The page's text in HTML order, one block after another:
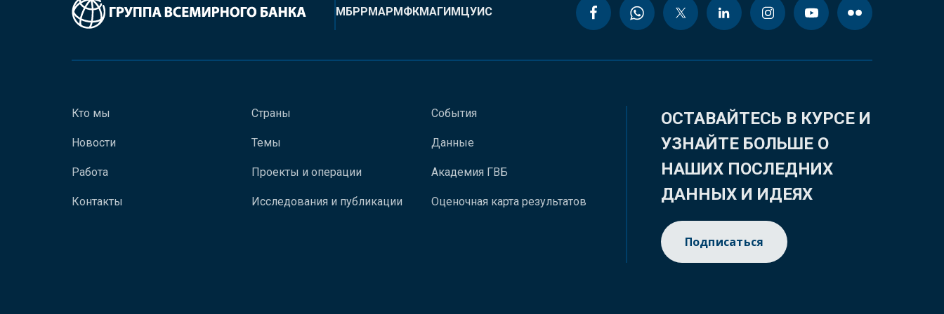
МБРРМАРМФКМАГИМЦУИС
Кто мы
Новости
Работа
Контакты
Страны
Темы
Проекты и операции
Исследования и публикации
События
Данные
Академия ГВБ
Оценочная карта результатов
ОСТАВАЙТЕСЬ В КУРСЕ И
УЗНАЙТЕ БОЛЬШЕ О
НАШИХ ПОСЛЕДНИХ
ДАННЫХ И ИДЕЯХ
Подписаться